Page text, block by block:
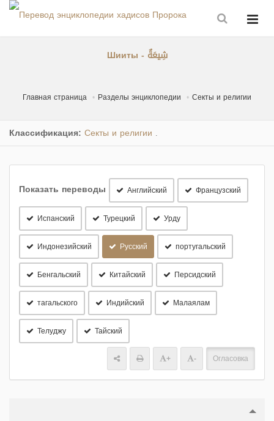
Шииты - شِيعَةٌ
Главная страница Разделы энциклопедии Секты и религии
Классификация: Секты и религии
Показать переводы Английский Французский
Испанский Турецкий Урду
Индонезийский Русский португальский
Бенгальский Китайский Персидский
тагальского Индийский Малаялам
Телуджу Тайский
+ - Огласовка